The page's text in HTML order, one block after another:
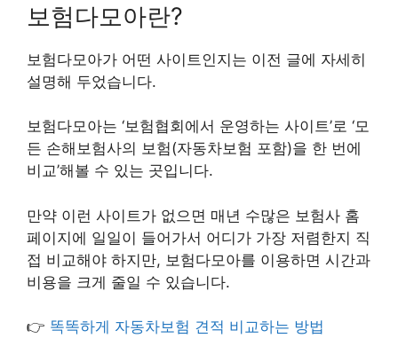
보험다모아란?
보험다모아가 어떤 사이트인지는 이전 글에 자세히
설명해 두었습니다.
보험다모아는 ‘보험협회에서 운영하는 사이트’로 ‘모
든 손해보험사의 보험(자동차보험 포함)을 한 번에
비교’해볼 수 있는 곳입니다.
만약 이런 사이트가 없으면 매년 수많은 보험사 홈
페이지에 일일이 들어가서 어디가 가장 저렴한지 직
접 비교해야 하지만, 보험다모아를 이용하면 시간과
비용을 크게 줄일 수 있습니다.
👉 똑똑하게 자동차보험 견적 비교하는 방법